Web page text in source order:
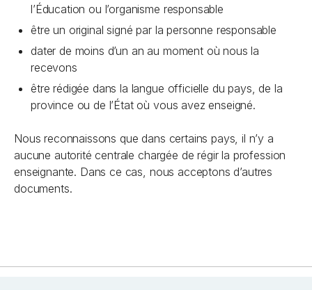
l’Éducation ou l’organisme responsable
être un original signé par la personne responsable
dater de moins d’un an au moment où nous la
recevons
être rédigée dans la langue officielle du pays, de la
province ou de l’État où vous avez enseigné.
Nous reconnaissons que dans certains pays, il n’y a
aucune autorité centrale chargée de régir la profession
enseignante. Dans ce cas, nous acceptons d’autres
documents.